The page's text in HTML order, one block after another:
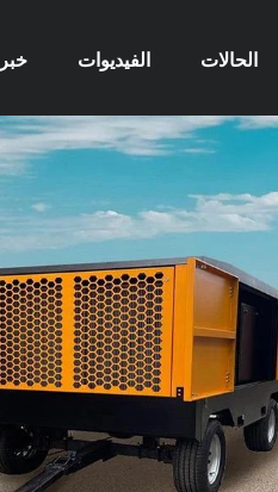
الحالات الفيديوات خبر